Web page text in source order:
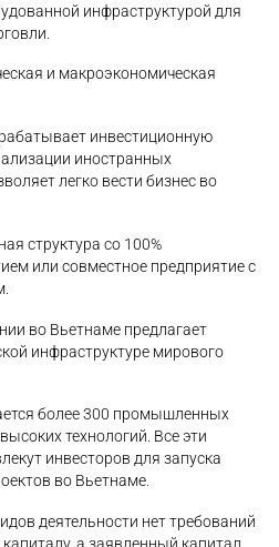
инфраструктурой для
и макроэкономическая
инвестиционную
иностранных
легко вести бизнес во
структура со 100%
или совместное предприятие с
во Вьетнаме предлагает
инфраструктуре мирового
более 300 промышленных
технологий. Все эти
инвесторов для запуска
во Вьетнаме.
деятельности нет требований